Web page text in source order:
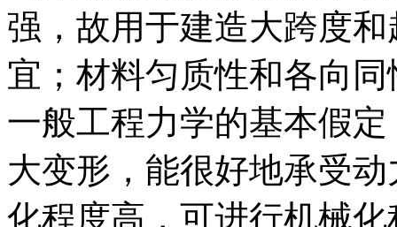
强，故用于建造大跨度
宜；材料匀质性和各向
一般工程力学的基本假
大变形，能很好地承受
化程度高，可进行机械